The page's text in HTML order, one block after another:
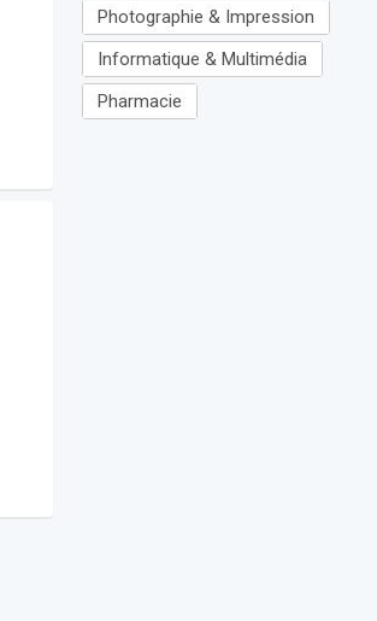
Photographie & Impression
Informatique & Multimédia
Pharmacie